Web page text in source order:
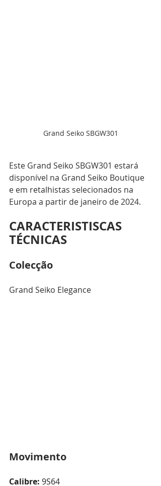
Grand Seiko SBGW301
Este Grand Seiko SBGW301 estará
disponível na Grand Seiko Boutique
e em retalhistas selecionados na
Europa a partir de janeiro de 2024.
CARACTERISTISCAS
TÉCNICAS
Colecção
Grand Seiko Elegance
Movimento
Calibre: 9S64